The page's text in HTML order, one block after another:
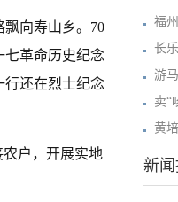
向寿山乡。70
七革命历史纪念
行还在烈士纪念
户，开展实地
福
长
游
卖“
黄
新